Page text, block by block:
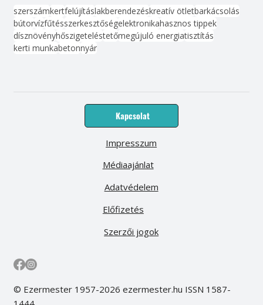
szerszámkertfelújításlakberendezéskreatív ötletbarkácsolás
bútorvízfűtésszerkesztőségelektronikahasznos tippek
dísznövényhőszigeteléstetőmegújuló energiatisztítás
kerti munkabetonnyár
Kapcsolat
Médiaajánlat
Előfizetés
Impresszum
Adatvédelem
Szerzői jogok
© Ezermester 1957-2026 ezermester.hu ISSN 1587-